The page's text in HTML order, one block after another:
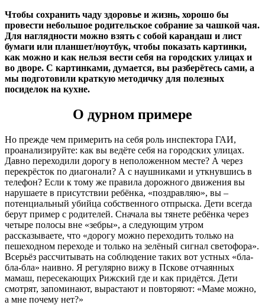
Чтобы сохранить чаду здоровье и жизнь, хорошо бы
провести небольшое родительское собрание за чашкой чая.
Для наглядности можно взять с собой карандаш и лист
бумаги или планшет/ноутбук, чтобы показать картинки,
как можно и как нельзя вести себя на городских улицах и
во дворе. С картинками, думается, вы разберётесь сами, а
мы подготовили краткую методичку для полезных
посиделок на кухне.
О дурном примере
Но прежде чем примерить на себя роль инспектора ГАИ,
проанализируйте: как вы ведёте себя на городских улицах.
Давно переходили дорогу в неположенном месте? А через
перекрёсток по диагонали? А с наушниками и уткнувшись в
телефон? Если к тому же правила дорожного движения вы
нарушаете в присутствии ребёнка, «поздравляю», вы –
потенциальный убийца собственного отпрыска. Дети всегда
берут пример с родителей. Сначала вы тянете ребёнка через
четыре полосы вне «зебры», а следующим утром
рассказываете, что «дорогу можно переходить только на
пешеходном переходе и только на зелёный сигнал светофора».
Всерьёз рассчитывать на соблюдение таких вот устных «бла-
бла-бла» наивно. Я регулярно вижу в Пскове отчаянных
мамаш, пересекающих Рижский где и как придётся. Дети
смотрят, запоминают, вырастают и повторяют: «Маме можно,
а мне почему нет?»